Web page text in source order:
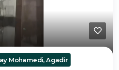
Mohamedi, Agadir